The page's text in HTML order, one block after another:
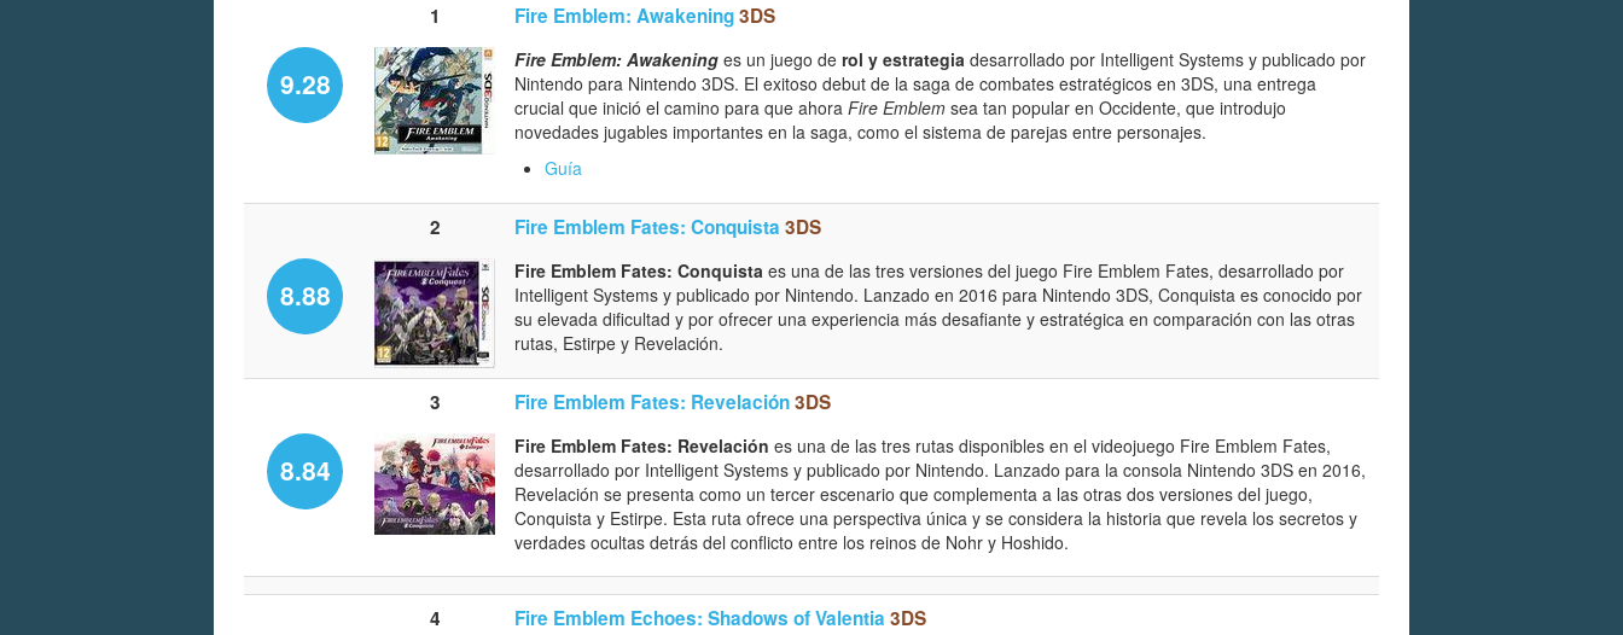
1 Fire Emblem: Awakening3DS
9.28
Fire Emblem: Awakening es un juego de rol y estrategia desarrollado por Intelligent Systems y publicado por
Nintendo para Nintendo 3DS. El exitoso debut de la saga de combates estratégicos en 3DS, una entrega
crucial que inició el camino para que ahora Fire Emblem sea tan popular en Occidente, que introdujo
novedades jugables importantes en la saga, como el sistema de parejas entre personajes.
Guía
2 Fire Emblem Fates: Conquista 3DS
8.88
Fire Emblem Fates: Conquista es una de las tres versiones del juego Fire Emblem Fates, desarrollado por
Intelligent Systems y publicado por Nintendo. Lanzado en 2016 para Nintendo 3DS, Conquista es conocido por
su elevada dificultad y por ofrecer una experiencia más desafiante y estratégica en comparación con las otras
rutas, Estirpe y Revelación.
3 Fire Emblem Fates: Revelación3DS
8.84
Fire Emblem Fates: Revelación es una de las tres rutas disponibles en el videojuego Fire Emblem Fates,
desarrollado por Intelligent Systems y publicado por Nintendo. Lanzado para la consola Nintendo 3DS en 2016,
Revelación se presenta como un tercer escenario que complementa a las otras dos versiones del juego,
Conquista y Estirpe. Esta ruta ofrece una perspectiva única y se considera la historia que revela los secretos y
verdades ocultas detrás del conflicto entre los reinos de Nohr y Hoshido.
4 Fire Emblem Echoes: Shadows of Valentia 3DS